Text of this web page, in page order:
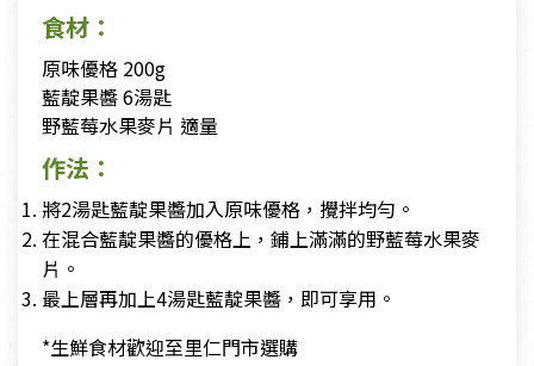
食材：
原味優格 200g
藍靛果醬 6湯匙
野藍莓水果麥片 適量
作法：
將2湯匙藍靛果醬加入原味優格，攪拌均勻。
在混合藍靛果醬的優格上，鋪上滿滿的野藍莓水果麥
片。
最上層再加上4湯匙藍靛果醬，即可享用。
*生鮮食材歡迎至里仁門市選購